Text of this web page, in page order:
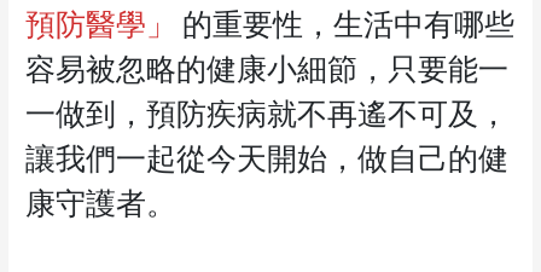
預防醫學」
的重要性，生活中有哪些
容易被忽略的健康小細節，只要能一
一做到，預防疾病就不再遙不可及，
讓我們一起從今天開始，做自己的健
康守護者。